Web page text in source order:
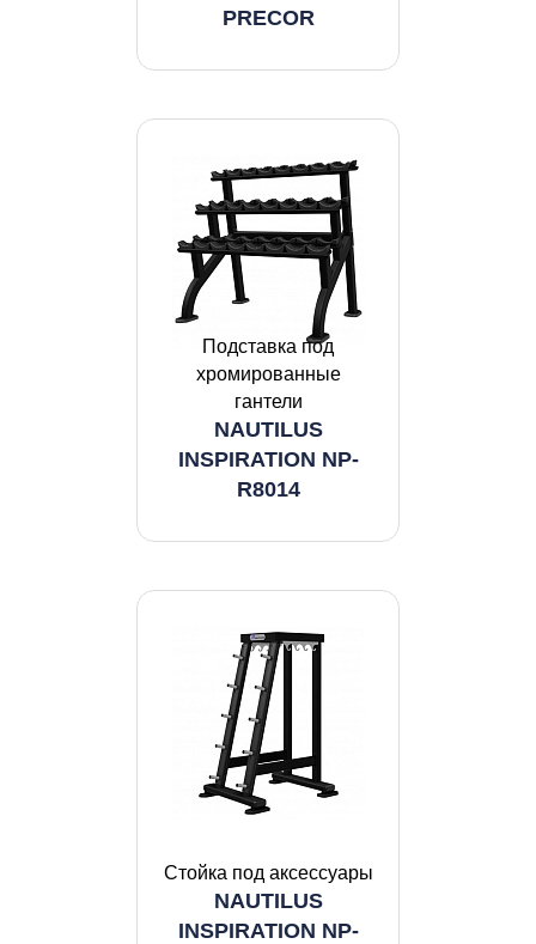
PRECOR
Подставка под
хромированные
гантели
NAUTILUS
INSPIRATION NP-
R8014
Стойка под аксессуары
NAUTILUS
INSPIRATION NP-